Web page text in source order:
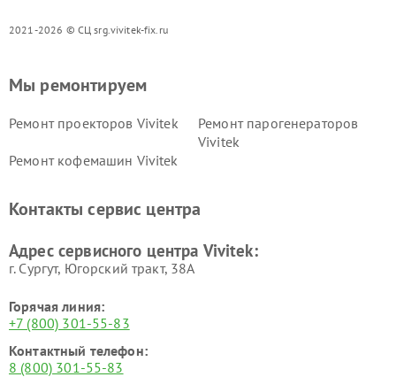
2021-2026 © СЦ srg.vivitek-fix.ru
Мы ремонтируем
Ремонт проекторов Vivitek
Ремонт парогенераторов
Vivitek
Ремонт кофемашин Vivitek
Контакты сервис центра
Адрес сервисного центра Vivitek:
г. Сургут, Югорский тракт, 38А
Горячая линия:
+7 (800) 301-55-83
Контактный телефон:
8 (800) 301-55-83